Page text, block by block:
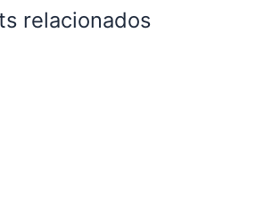
relacionados